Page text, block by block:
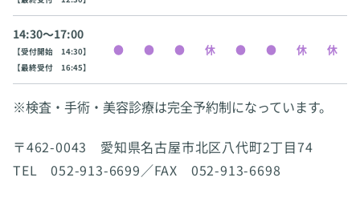
14:30〜17:00
【受付開始 14:30】
【最終受付 16:45】
※検査・手術・美容診療は完全予約制になっています。
〒462-0043 愛知県名古屋市北区八代町2丁目74
TEL 052-913-6699／FAX 052-913-6698